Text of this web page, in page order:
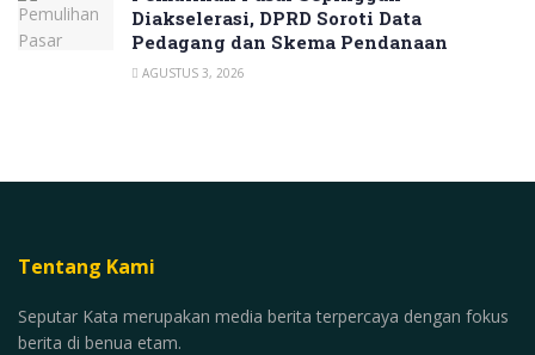
Diakselerasi, DPRD Soroti Data
Pedagang dan Skema Pendanaan
AGUSTUS 3, 2026
Tentang Kami
Seputar Kata merupakan media berita terpercaya dengan fokus
berita di benua etam.